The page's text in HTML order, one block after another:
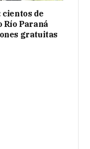
de
Río Paraná
gratuitas